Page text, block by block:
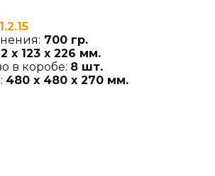
700 гр.
х 123 х 226 мм.
в коробе: 8 шт.
480 х 480 х 270 мм.